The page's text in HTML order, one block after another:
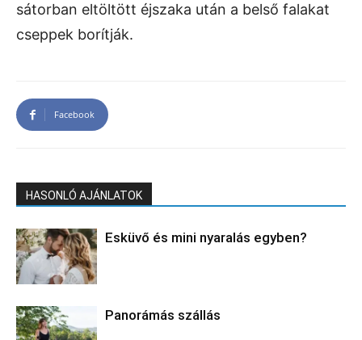
sátorban eltöltött éjszaka után a belső falakat
cseppek borítják.
Facebook
HASONLÓ AJÁNLATOK
Esküvő és mini nyaralás egyben?
Panorámás szállás